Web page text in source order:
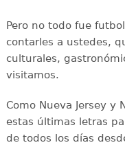
Pero no todo fue
contarles a ustedes,
culturales,
visitamos.
Como Nueva Jersey y
estas últimas letras
de todos los días